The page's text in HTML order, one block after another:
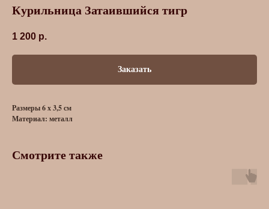
Курильница Затаившийся тигр
1 200 р.
Заказать
Размеры 6 х 3,5 см
Материал: металл
Смотрите также